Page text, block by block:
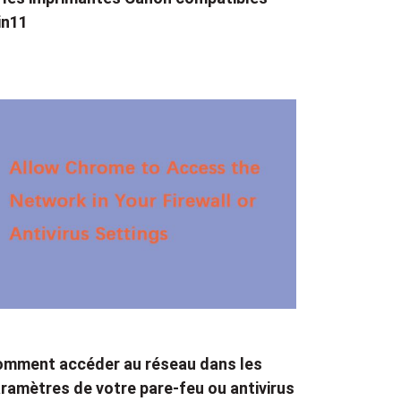
accéder au réseau dans les
de votre pare-feu ou antivirus